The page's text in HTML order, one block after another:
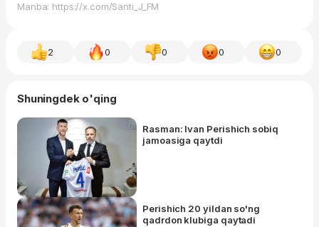
Manba: https://x.com/Santi_J_FM
2 0 0 0 0
Shuningdek o'qing
Rasman: Ivan Perishich sobiq
jamoasiga qaytdi
Perishich 20 yildan so'ng
qadrdon klubiga qaytadi